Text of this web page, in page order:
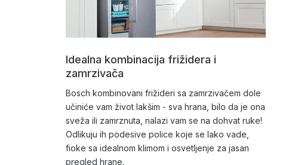
Idealna kombinacija frižidera i
zamrzivača
Bosch kombinovani frižideri sa zamrzivačem dole
učiniće vam život lakšim - sva hrana, bilo da je ona
sveža ili zamrznuta, nalazi vam se na dohvat ruke!
Odlikuju ih podesive police koje se lako vade,
fioke sa idealnom klimom i osvetljenje za jasan
pregled hrane.